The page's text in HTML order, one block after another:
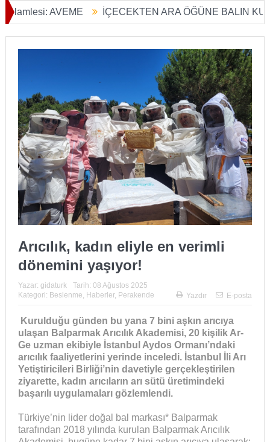
AVEME İÇECEKTEN ARA ÖĞÜNE BALIN KULLANIM
Başladı
Arıcılık, kadın eliyle en verimli
dönemini yaşıyor!
Yazar: gidaturk Tarih: 08 Ağustos 2025
Kategori: Beslenme, Haberler, Perakende Yazdır E-posta
Kurulduğu günden bu yana 7 bini aşkın arıcıya
ulaşan Balparmak Arıcılık Akademisi, 20 kişilik Ar-
Ge uzman ekibiyle İstanbul Aydos Ormanı’ndaki
arıcılık faaliyetlerini yerinde inceledi. İstanbul İli Arı
Yetiştiricileri Birliği’nin davetiyle gerçekleştirilen
ziyarette, kadın arıcıların arı sütü üretimindeki
başarılı uygulamaları gözlemlendi.
Türkiye’nin lider doğal bal markası* Balparmak
tarafından 2018 yılında kurulan Balparmak Arıcılık